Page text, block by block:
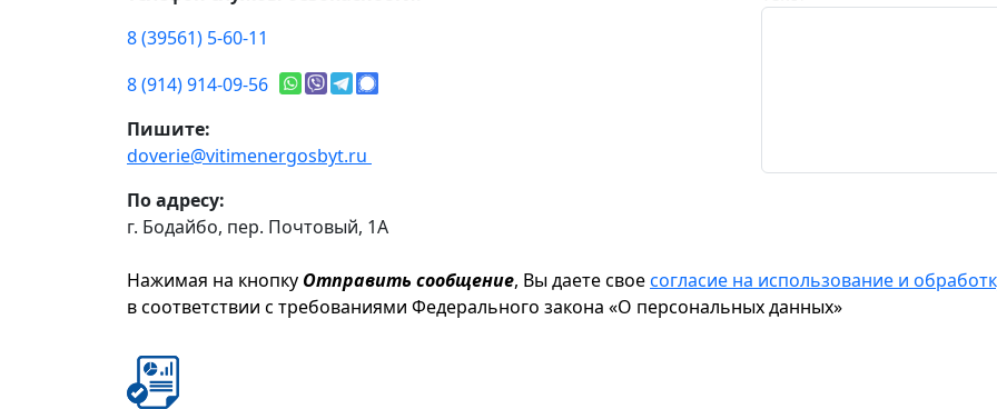
8 (39561) 5-60-11
8 (914) 914-09-56
Пишите:
doverie@vitimenergosbyt.ru
По адресу:
г. Бодайбо, пер. Почтовый, 1А
Нажимая на кнопку Отправить сообщение, Вы даете своесогласие на использование и
в соответствии с требованиями Федерального закона «О персональных данных»